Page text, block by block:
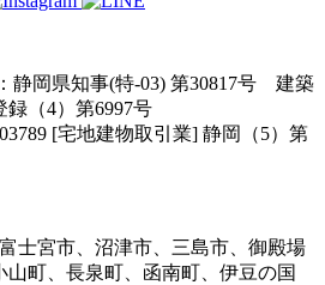
静岡県知事(特-03) 第30817号 建築
（4）第6997号
[宅地建物取引業] 静岡（5）第
士宮市、沼津市、三島市、御殿場
町、長泉町、函南町、伊豆の国